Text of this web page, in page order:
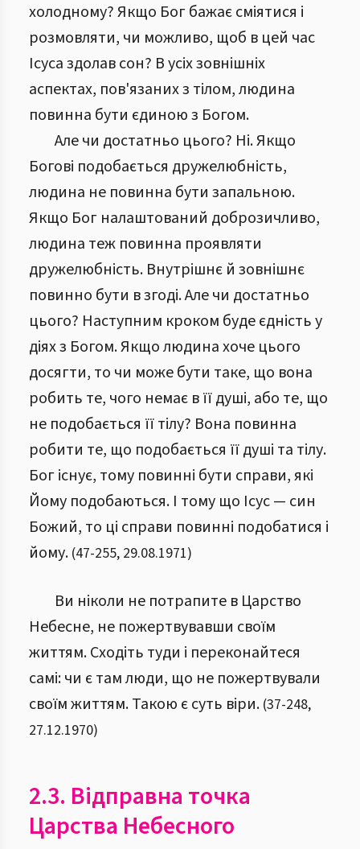
холодному? Якщо Бог бажає сміятися і
розмовляти, чи можливо, щоб в цей час
Ісуса здолав сон? В усіх зовнішніх
аспектах, пов'язаних з тілом, людина
повинна бути єдиною з Богом.
Але чи достатньо цього? Ні. Якщо
Богові подобається дружелюбність,
людина не повинна бути запальною.
Якщо Бог налаштований доброзичливо,
людина теж повинна проявляти
дружелюбність. Внутрішнє й зовнішнє
повинно бути в згоді. Але чи достатньо
цього? Наступним кроком буде єдність у
діях з Богом. Якщо людина хоче цього
досягти, то чи може бути таке, що вона
робить те, чого немає в її душі, або те, що
не подобається її тілу? Вона повинна
робити те, що подобається її душі та тілу.
Бог існує, тому повинні бути справи, які
Йому подобаються. І тому що Ісус — син
Божий, то ці справи повинні подобатися і
йому. (47-255, 29.08.1971)
Ви ніколи не потрапите в Царство
Небесне, не пожертвувавши своїм
життям. Сходіть туди і переконайтеся
самі: чи є там люди, що не пожертвували
своїм життям. Такою є суть віри. (37-248,
27.12.1970)
2.3. Відправна точка
Царства Небесного